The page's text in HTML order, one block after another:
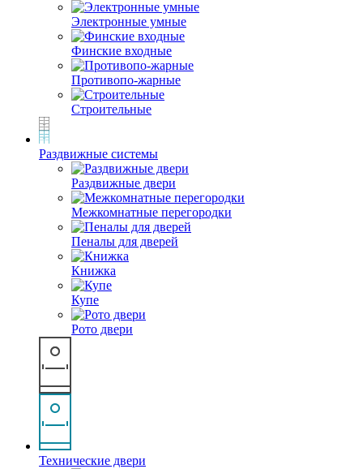
Электронные умные
Финские входные
Противопо-жарные
Строительные
Раздвижные системы
Раздвижные двери
Межкомнатные перегородки
Пеналы для дверей
Книжка
Купе
Рото двери
Технические двери